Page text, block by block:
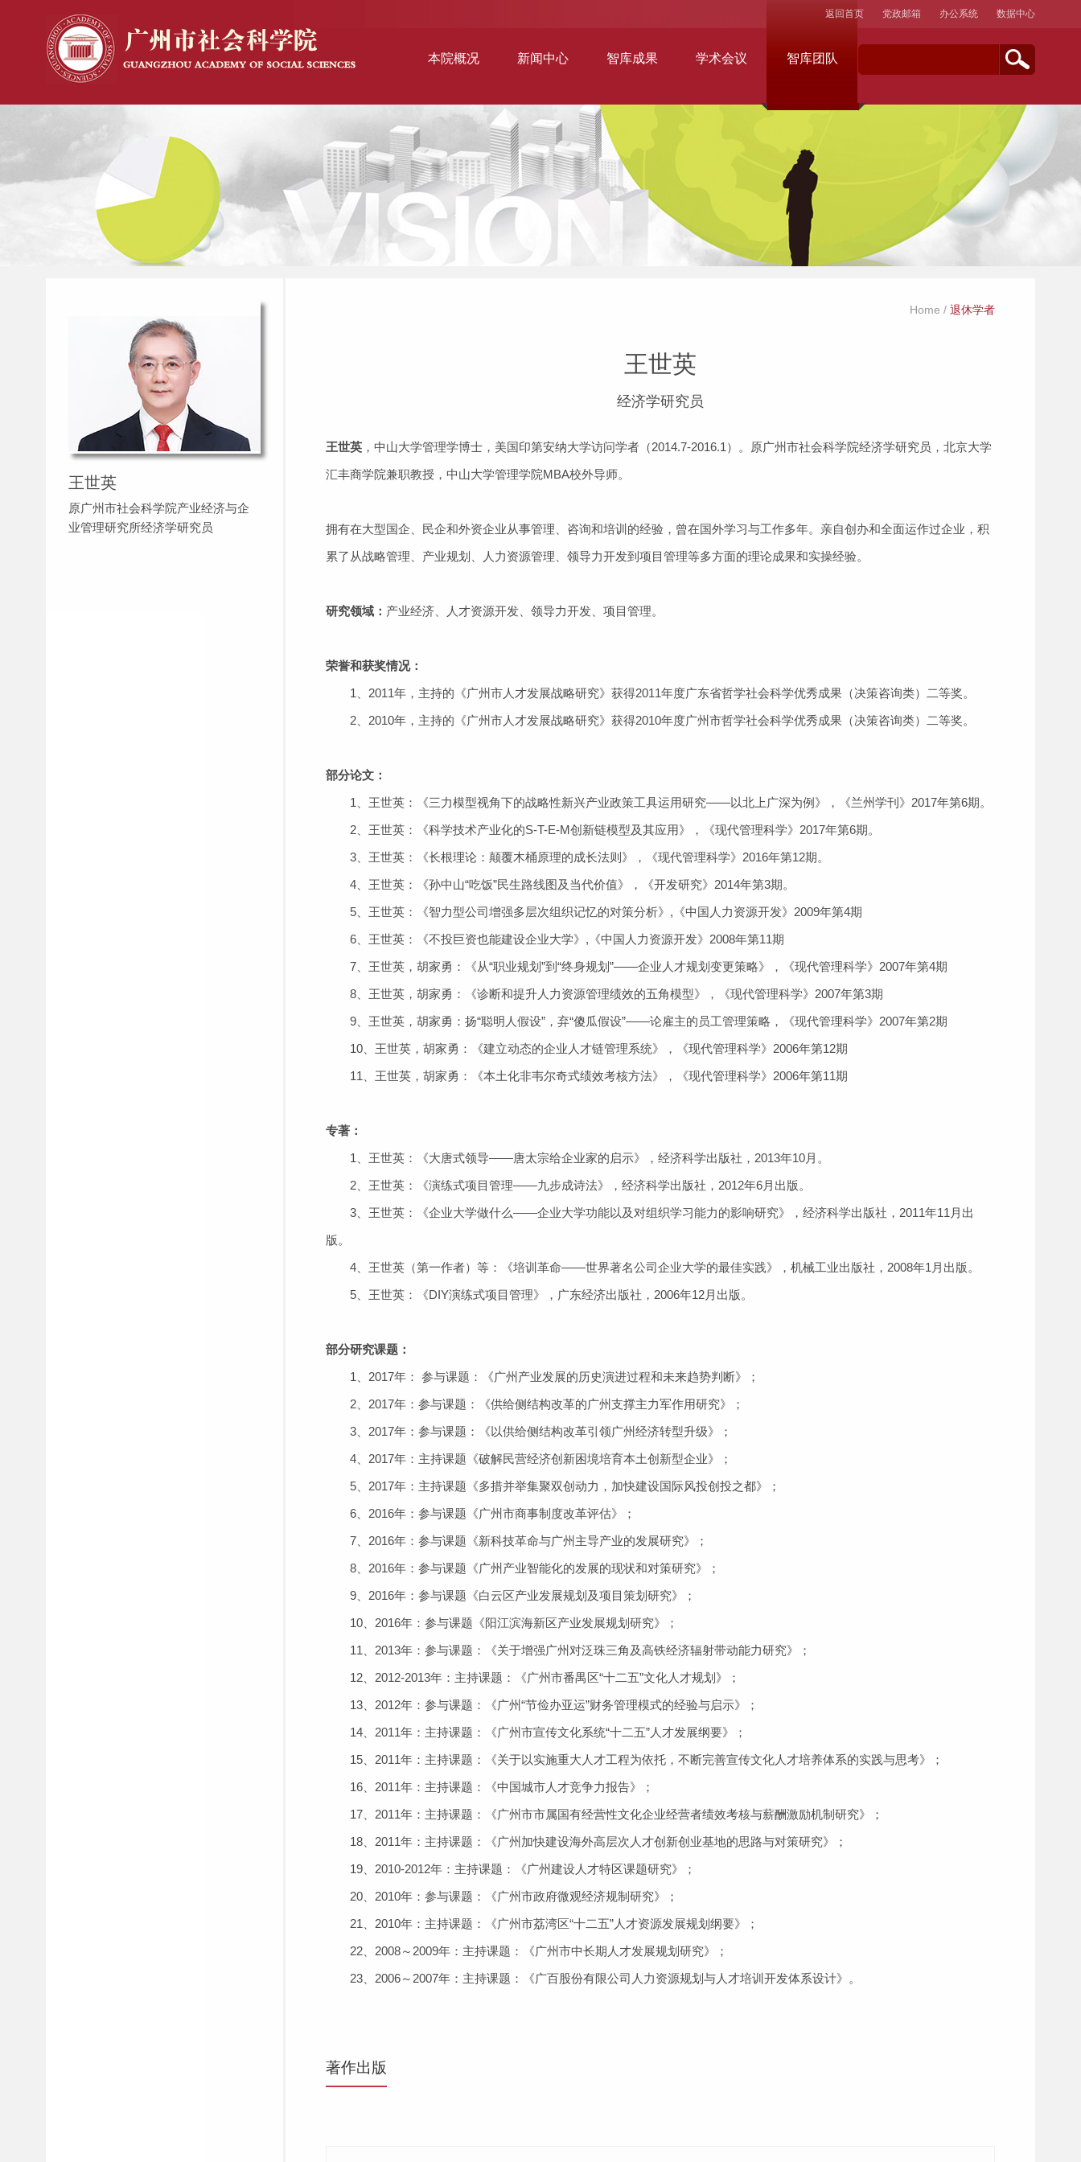
本院概况 新闻中心 智库成果 学术会议 智库团队
返回首页 党政邮箱 办公系统 数据中心
王世英
原广州市社会科学院产业经济与企
业管理研究所经济学研究员
Home / 退休学者
王世英
经济学研究员
王世英 ，中山大学管理学博士，美国印第安纳大学访问学者（2014.7-2016.1）。原广州市社会科学院经济学研究员，北京大学
汇丰商学院兼职教授，中山大学管理学院MBA校外导师。
拥有在大型国企、民企和外资企业从事管理、咨询和培训的经验，曾在国外学习与工作多年。亲自创办和全面运作过企业，积
累了从战略管理、产业规划、人力资源管理、领导力开发到项目管理等多方面的理论成果和实操经验。
研究领域： 产业经济、人才资源开发、领导力开发、项目管理。
荣誉和获奖情况：
1、2011年，主持的《广州市人才发展战略研究》获得2011年度广东省哲学社会科学优秀成果（决策咨询类）二等奖。
2、2010年，主持的《广州市人才发展战略研究》获得2010年度广州市哲学社会科学优秀成果（决策咨询类）二等奖。
部分论文：
1、王世英：《三力模型视角下的战略性新兴产业政策工具运用研究——以北上广深为例》，《兰州学刊》2017年第6期。
2、王世英：《科学技术产业化的S-T-E-M创新链模型及其应用》，《现代管理科学》2017年第6期。
3、王世英：《长根理论：颠覆木桶原理的成长法则》，《现代管理科学》2016年第12期。
4、王世英：《孙中山“吃饭”民生路线图及当代价值》，《开发研究》2014年第3期。
5、王世英：《智力型公司增强多层次组织记忆的对策分析》,《中国人力资源开发》2009年第4期
6、王世英：《不投巨资也能建设企业大学》,《中国人力资源开发》2008年第11期
7、王世英，胡家勇：《从“职业规划”到“终身规划”——企业人才规划变更策略》，《现代管理科学》2007年第4期
8、王世英，胡家勇：《诊断和提升人力资源管理绩效的五角模型》，《现代管理科学》2007年第3期
9、王世英，胡家勇：扬“聪明人假设”，弃“傻瓜假设”——论雇主的员工管理策略，《现代管理科学》2007年第2期
10、王世英，胡家勇：《建立动态的企业人才链管理系统》，《现代管理科学》2006年第12期
11、王世英，胡家勇：《本土化非韦尔奇式绩效考核方法》，《现代管理科学》2006年第11期
专著：
1、王世英：《大唐式领导——唐太宗给企业家的启示》，经济科学出版社，2013年10月。
2、王世英：《演练式项目管理——九步成诗法》，经济科学出版社，2012年6月出版。
3、王世英：《企业大学做什么——企业大学功能以及对组织学习能力的影响研究》，经济科学出版社，2011年11月出
版。
4、王世英（第一作者）等：《培训革命——世界著名公司企业大学的最佳实践》，机械工业出版社，2008年1月出版。
5、王世英：《DIY演练式项目管理》，广东经济出版社，2006年12月出版。
部分研究课题：
1、2017年： 参与课题：《广州产业发展的历史演进过程和未来趋势判断》；
2、2017年：参与课题：《供给侧结构改革的广州支撑主力军作用研究》；
3、2017年：参与课题：《以供给侧结构改革引领广州经济转型升级》；
4、2017年：主持课题《破解民营经济创新困境培育本土创新型企业》；
5、2017年：主持课题《多措并举集聚双创动力，加快建设国际风投创投之都》；
6、2016年：参与课题《广州市商事制度改革评估》；
7、2016年：参与课题《新科技革命与广州主导产业的发展研究》；
8、2016年：参与课题《广州产业智能化的发展的现状和对策研究》；
9、2016年：参与课题《白云区产业发展规划及项目策划研究》；
10、2016年：参与课题《阳江滨海新区产业发展规划研究》；
11、2013年：参与课题：《关于增强广州对泛珠三角及高铁经济辐射带动能力研究》；
12、2012-2013年：主持课题：《广州市番禺区“十二五”文化人才规划》；
13、2012年：参与课题：《广州“节俭办亚运”财务管理模式的经验与启示》；
14、2011年：主持课题：《广州市宣传文化系统“十二五”人才发展纲要》；
15、2011年：主持课题：《关于以实施重大人才工程为依托，不断完善宣传文化人才培养体系的实践与思考》；
16、2011年：主持课题：《中国城市人才竞争力报告》；
17、2011年：主持课题：《广州市市属国有经营性文化企业经营者绩效考核与薪酬激励机制研究》；
18、2011年：主持课题：《广州加快建设海外高层次人才创新创业基地的思路与对策研究》；
19、2010-2012年：主持课题：《广州建设人才特区课题研究》；
20、2010年：参与课题：《广州市政府微观经济规制研究》；
21、2010年：主持课题：《广州市荔湾区“十二五”人才资源发展规划纲要》；
22、2008～2009年：主持课题：《广州市中长期人才发展规划研究》；
23、2006～2007年：主持课题：《广百股份有限公司人力资源规划与人才培训开发体系设计》。
著作出版